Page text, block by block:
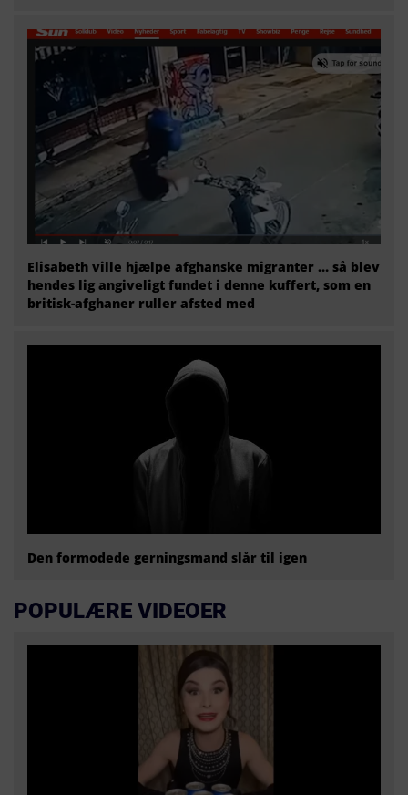
Elisabeth ville hjælpe afghanske migranter … så blev
hendes lig angiveligt fundet i denne kuffert, som en
britisk-afghaner ruller afsted med
Den formodede gerningsmand slår til igen
POPULÆRE VIDEOER